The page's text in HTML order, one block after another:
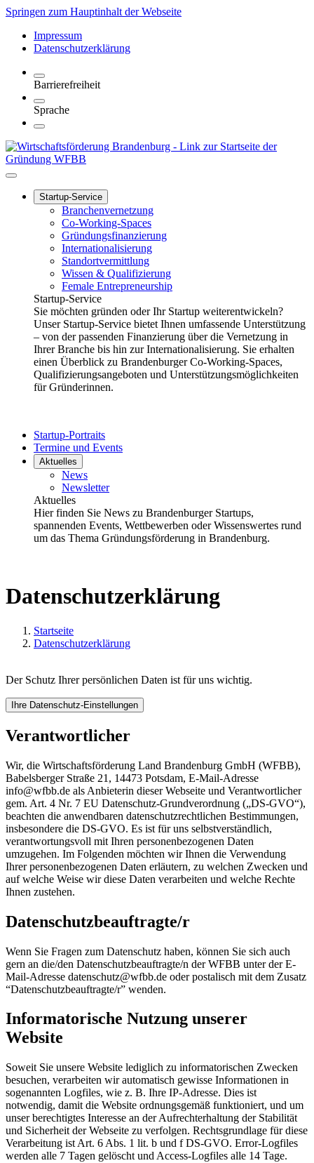
Springen zum Hauptinhalt der Webseite
Impressum
Datenschutzerklärung
Barrierefreiheit
Sprache
Startup-Service
Branchenvernetzung
Co-Working-Spaces
Gründungsfinanzierung
Internationalisierung
Standortvermittlung
Wissen & Qualifizierung
Female Entrepreneurship
Startup-Service
Sie möchten gründen oder Ihr Startup weiterentwickeln?
Unser Startup-Service bietet Ihnen umfassende Unterstützung
– von der passenden Finanzierung über die Vernetzung in
Ihrer Branche bis hin zur Internationalisierung. Sie erhalten
einen Überblick zu Brandenburger Co-Working-Spaces,
Qualifizierungsangeboten und Unterstützungsmöglichkeiten
für Gründerinnen.
Startup-Portraits
Termine und Events
Aktuelles
News
Newsletter
Aktuelles
Hier finden Sie News zu Brandenburger Startups,
spannenden Events, Wettbewerben oder Wissenswertes rund
um das Thema Gründungsförderung in Brandenburg.
Datenschutzerklärung
Startseite
Datenschutzerklärung
Der Schutz Ihrer persönlichen Daten ist für uns wichtig.
Ihre Datenschutz-Einstellungen
Verantwortlicher
Wir, die Wirtschaftsförderung Land Brandenburg GmbH (WFBB),
Babelsberger Straße 21, 14473 Potsdam, E-Mail-Adresse
info@wfbb.de als Anbieterin dieser Webseite und Verantwortlicher
gem. Art. 4 Nr. 7 EU Datenschutz-Grundverordnung („DS-GVO“),
beachten die anwendbaren datenschutzrechtlichen Bestimmungen,
insbesondere die DS-GVO. Es ist für uns selbstverständlich,
verantwortungsvoll mit Ihren personenbezogenen Daten
umzugehen. Im Folgenden möchten wir Ihnen die Verwendung
Ihrer personenbezogenen Daten erläutern, zu welchen Zwecken und
auf welche Weise wir diese Daten verarbeiten und welche Rechte
Ihnen zustehen.
Datenschutzbeauftragte/r
Wenn Sie Fragen zum Datenschutz haben, können Sie sich auch
gern an die/den Datenschutzbeauftragte/n der WFBB unter der E-
Mail-Adresse datenschutz@wfbb.de oder postalisch mit dem Zusatz
“Datenschutzbeauftragte/r” wenden.
Informatorische Nutzung unserer
Website
Soweit Sie unsere Website lediglich zu informatorischen Zwecken
besuchen, verarbeiten wir automatisch gewisse Informationen in
sogenannten Logfiles, wie z. B. Ihre IP-Adresse. Dies ist
notwendig, damit die Website ordnungsgemäß funktioniert, und um
unser berechtigtes Interesse an der Aufrechterhaltung der Stabilität
und Sicherheit der Webseite zu verfolgen. Rechtsgrundlage für diese
Verarbeitung ist Art. 6 Abs. 1 lit. b und f DS-GVO. Error-Logfiles
werden alle 7 Tagen gelöscht und Access-Logfiles alle 14 Tage.